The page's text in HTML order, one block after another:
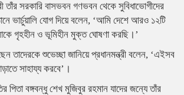
তাঁর সরকারি বাসভবন গণভবন থেকে সুবিধাভোগীদের
ভার্চুয়ালি যোগ দিয়ে বলেন, ‘আমি দেশে আরও ১২টি
গৃহহীন ও ভূমিহীন মুক্ত ঘোষণা করছি।’
তাদেরকে শুভেচ্ছা জানিয়ে প্রধানমন্ত্রী বলেন, ‘এইসব
সাহায্য করবে’।
পিতা বঙ্গবন্ধু শেখ মুজিবুর রহমান যাদের জন্যে তাঁর